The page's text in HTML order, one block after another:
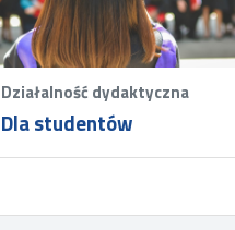
Działalność dydaktyczna
Dla studentów